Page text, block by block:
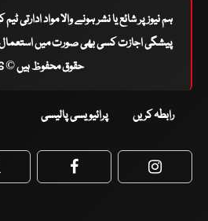
ہم نیوز پر شائع یا نشر ہونے والا مواد ادارتی
پیشگی اجازت کسی بھی صورت میں استعمال
حقوق محفوظ ہیں © 2026
رابطہ کریں پرائیویسی پالیسی
Facebook